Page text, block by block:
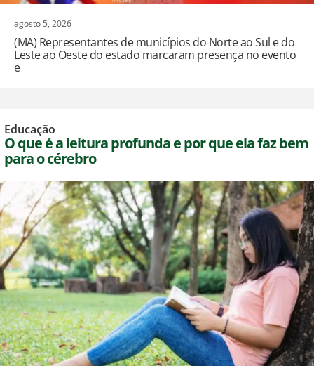
agosto 5, 2026
(MA) Representantes de municípios do Norte ao Sul e do
Leste ao Oeste do estado marcaram presença no evento
e
Educação
O que é a leitura profunda e por que ela faz bem
para o cérebro